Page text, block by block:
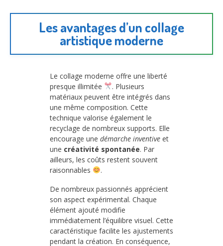
Les avantages d’un collage
artistique moderne
Le collage moderne offre une liberté
presque illimitée
. Plusieurs
matériaux peuvent être intégrés dans
une même composition. Cette
technique valorise également le
recyclage de nombreux supports. Elle
encourage une démarche inventive et
une créativité spontanée. Par
ailleurs, les coûts restent souvent
raisonnables
.
De nombreux passionnés apprécient
son aspect expérimental. Chaque
élément ajouté modifie
immédiatement l’équilibre visuel. Cette
caractéristique facilite les ajustements
pendant la création. En conséquence,